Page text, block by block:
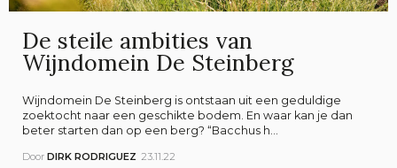
De steile ambities van
Wijndomein De Steinberg
Wijndomein De Steinberg is ontstaan uit een geduldige
zoektocht naar een geschikte bodem. En waar kan je dan
beter starten dan op een berg? “Bacchus h...
Door DIRK RODRIGUEZ 23.11.22